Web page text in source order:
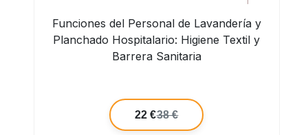
Funciones del Personal de Lavandería y
Planchado Hospitalario: Higiene Textil y
Barrera Sanitaria
22 €38 €